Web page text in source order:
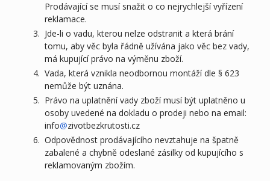
Prodávající se musí snažit o co nejrychlejší vyřízení
reklamace.
Jde-li o vadu, kterou nelze odstranit a která brání
tomu, aby věc byla řádně užívána jako věc bez vady,
má kupující právo na výměnu zboží.
Vada, která vznikla neodbornou montáží dle § 623
nemůže být uznána.
Právo na uplatnění vady zboží musí být uplatněno u
osoby uvedené na dokladu o prodeji nebo na email:
info@zivotbezkrutosti.cz
Odpovědnost prodávajícího nevztahuje na špatně
zabalené a chybně odeslané zásilky od kupujícího s
reklamovaným zbožím.